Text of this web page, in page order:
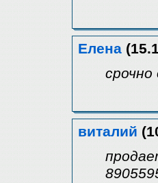
Елена
срочно
виталий